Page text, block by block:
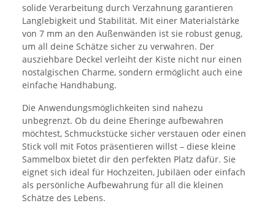
solide Verarbeitung durch Verzahnung garantieren
Langlebigkeit und Stabilität. Mit einer Materialstärke
von 7 mm an den Außenwänden ist sie robust genug,
um all deine Schätze sicher zu verwahren. Der
ausziehbare Deckel verleiht der Kiste nicht nur einen
nostalgischen Charme, sondern ermöglicht auch eine
einfache Handhabung.
Die Anwendungsmöglichkeiten sind nahezu
unbegrenzt. Ob du deine Eheringe aufbewahren
möchtest, Schmuckstücke sicher verstauen oder einen
Stick voll mit Fotos präsentieren willst – diese kleine
Sammelbox bietet dir den perfekten Platz dafür. Sie
eignet sich ideal für Hochzeiten, Jubiläen oder einfach
als persönliche Aufbewahrung für all die kleinen
Schätze des Lebens.